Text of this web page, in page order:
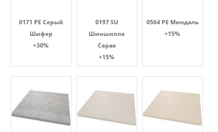
0171 PE Серый
Шифер
+30%
0197 SU
Шиншилла
Серая
+15%
0564 PE Миндаль
+15%